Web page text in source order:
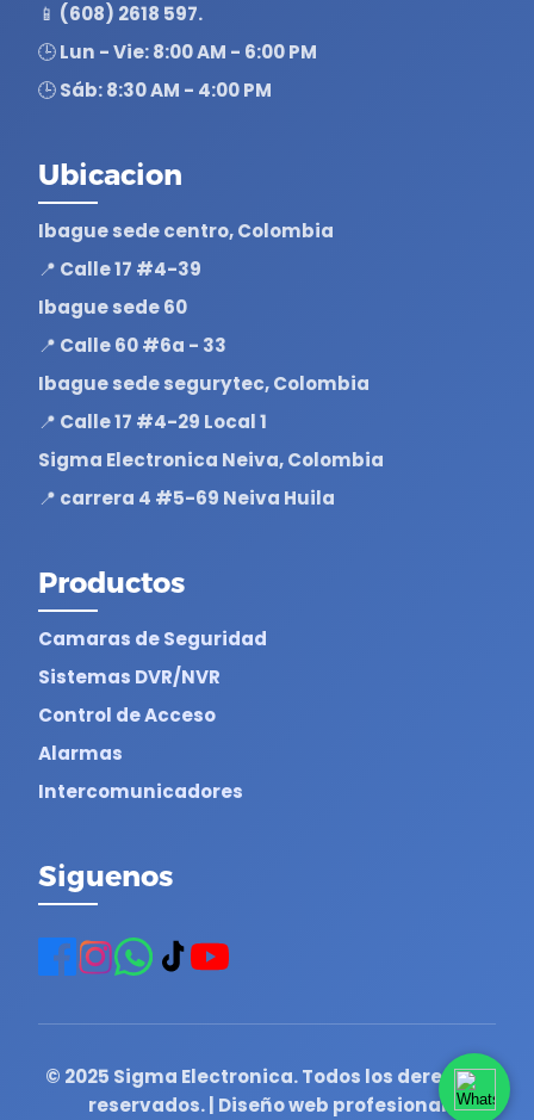
📱 (608) 2618 597.
🕒 Lun - Vie: 8:00 AM - 6:00 PM
🕒 Sáb: 8:30 AM - 4:00 PM
Ubicacion
Ibague sede centro, Colombia
📍 Calle 17 #4-39
Ibague sede 60
📍 Calle 60 #6a - 33
Ibague sede segurytec, Colombia
📍 Calle 17 #4-29 Local 1
Sigma Electronica Neiva, Colombia
📍 carrera 4 #5-69 Neiva Huila
Productos
Camaras de Seguridad
Sistemas DVR/NVR
Control de Acceso
Alarmas
Intercomunicadores
Siguenos
© 2025 Sigma Electronica. Todos los derechos
reservados. | Diseño web profesional